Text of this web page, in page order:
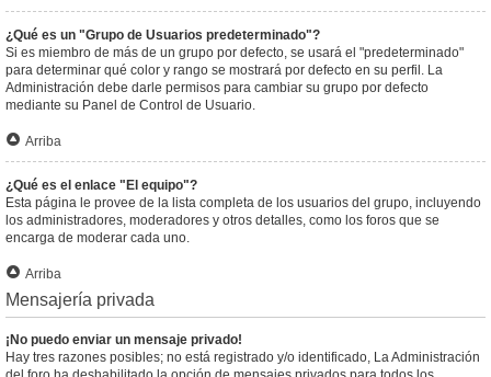
¿Qué es un "Grupo de Usuarios predeterminado"?
Si es miembro de más de un grupo por defecto, se usará el "predeterminado"
para determinar qué color y rango se mostrará por defecto en su perfil. La
Administración debe darle permisos para cambiar su grupo por defecto
mediante su Panel de Control de Usuario.
Arriba
¿Qué es el enlace "El equipo"?
Esta página le provee de la lista completa de los usuarios del grupo, incluyendo
los administradores, moderadores y otros detalles, como los foros que se
encarga de moderar cada uno.
Arriba
Mensajería privada
¡No puedo enviar un mensaje privado!
Hay tres razones posibles; no está registrado y/o identificado, La Administración